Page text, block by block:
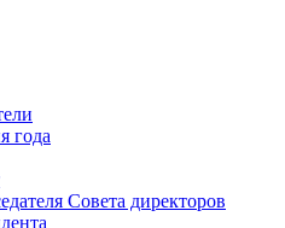
года
Совета директоров